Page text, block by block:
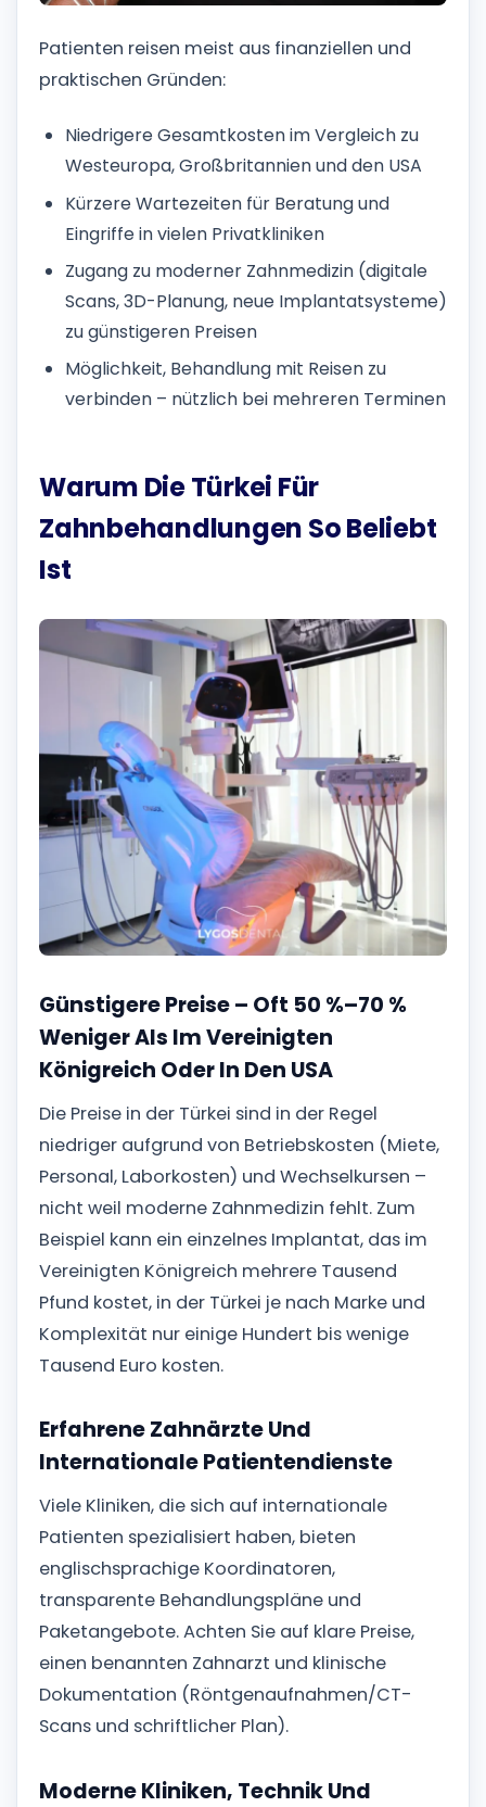
Patienten reisen meist aus finanziellen und
praktischen Gründen:
Niedrigere Gesamtkosten im Vergleich zu
Westeuropa, Großbritannien und den USA
Kürzere Wartezeiten für Beratung und
Eingriffe in vielen Privatkliniken
Zugang zu moderner Zahnmedizin (digitale
Scans, 3D-Planung, neue Implantatsysteme)
zu günstigeren Preisen
Möglichkeit, Behandlung mit Reisen zu
verbinden – nützlich bei mehreren Terminen
Warum Die Türkei Für
Zahnbehandlungen So Beliebt
Ist
Günstigere Preise – Oft 50 %–70 %
Weniger Als Im Vereinigten
Königreich Oder In Den USA
Die Preise in der Türkei sind in der Regel
niedriger aufgrund von Betriebskosten (Miete,
Personal, Laborkosten) und Wechselkursen –
nicht weil moderne Zahnmedizin fehlt. Zum
Beispiel kann ein einzelnes Implantat, das im
Vereinigten Königreich mehrere Tausend
Pfund kostet, in der Türkei je nach Marke und
Komplexität nur einige Hundert bis wenige
Tausend Euro kosten.
Erfahrene Zahnärzte Und
Internationale Patientendienste
Viele Kliniken, die sich auf internationale
Patienten spezialisiert haben, bieten
englischsprachige Koordinatoren,
transparente Behandlungspläne und
Paketangebote. Achten Sie auf klare Preise,
einen benannten Zahnarzt und klinische
Dokumentation (Röntgenaufnahmen/CT-
Scans und schriftlicher Plan).
Moderne Kliniken, Technik Und